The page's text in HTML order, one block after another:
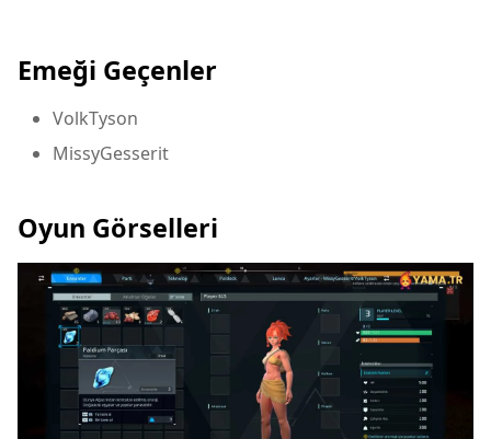
Emeği Geçenler
VolkTyson
MissyGesserit
Oyun Görselleri